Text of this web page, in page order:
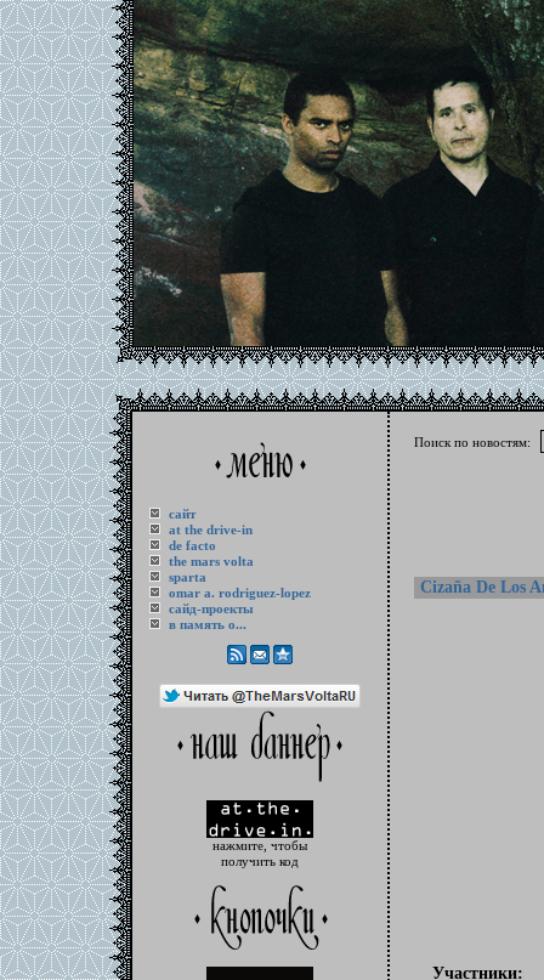
сайт
at the drive-in
de facto
the mars volta
sparta
omar a. rodriguez-lopez
cайд-проекты
в память о...
нажмите, чтобы
получить код
Поиск по новостям:
Cizaña De Los
Участники: